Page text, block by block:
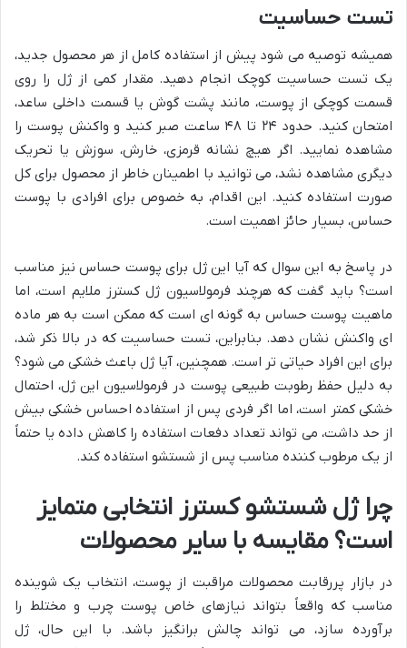
تست حساسیت
همیشه توصیه می شود پیش از استفاده کامل از هر محصول جدید،
یک تست حساسیت کوچک انجام دهید. مقدار کمی از ژل را روی
قسمت کوچکی از پوست، مانند پشت گوش یا قسمت داخلی ساعد،
امتحان کنید. حدود ۲۴ تا ۴۸ ساعت صبر کنید و واکنش پوست را
مشاهده نمایید. اگر هیچ نشانه قرمزی، خارش، سوزش یا تحریک
دیگری مشاهده نشد، می توانید با اطمینان خاطر از محصول برای کل
صورت استفاده کنید. این اقدام، به خصوص برای افرادی با پوست
حساس، بسیار حائز اهمیت است.
در پاسخ به این سوال که آیا این ژل برای پوست حساس نیز مناسب
است؟ باید گفت که هرچند فرمولاسیون ژل کسترز ملایم است، اما
ماهیت پوست حساس به گونه ای است که ممکن است به هر ماده
ای واکنش نشان دهد. بنابراین، تست حساسیت که در بالا ذکر شد،
برای این افراد حیاتی تر است. همچنین، آیا ژل باعث خشکی می شود؟
به دلیل حفظ رطوبت طبیعی پوست در فرمولاسیون این ژل، احتمال
خشکی کمتر است، اما اگر فردی پس از استفاده احساس خشکی بیش
از حد داشت، می تواند تعداد دفعات استفاده را کاهش داده یا حتماً
از یک مرطوب کننده مناسب پس از شستشو استفاده کند.
چرا ژل شستشو کسترز انتخابی متمایز
است؟ مقایسه با سایر محصولات
در بازار پررقابت محصولات مراقبت از پوست، انتخاب یک شوینده
مناسب که واقعاً بتواند نیازهای خاص پوست چرب و مختلط را
برآورده سازد، می تواند چالش برانگیز باشد. با این حال، ژل